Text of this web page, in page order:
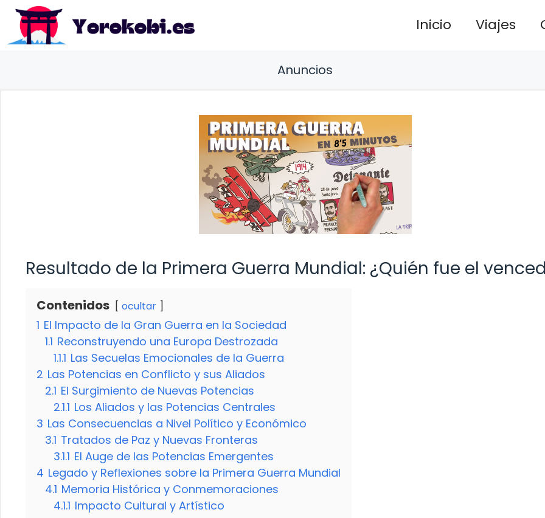
Saltar
contenido
Inicio Viajes
Anuncios
Resultado de la Primera Guerra Mundial: ¿Quién fue el
Contenidos ocultar
1 El Impacto de la Gran Guerra en la Sociedad
1.1 Reconstruyendo una Europa Destrozada
1.1.1 Las Secuelas Emocionales de la Guerra
2 Las Potencias en Conflicto y sus Aliados
2.1 El Surgimiento de Nuevas Potencias
2.1.1 Los Aliados y las Potencias Centrales
3 Las Consecuencias a Nivel Político y Económico
3.1 Tratados de Paz y Nuevas Fronteras
3.1.1 El Auge de las Potencias Emergentes
4 Legado y Reflexiones sobre la Primera Guerra Mundial
4.1 Memoria Histórica y Conmemoraciones
4.1.1 Impacto Cultural y Artístico